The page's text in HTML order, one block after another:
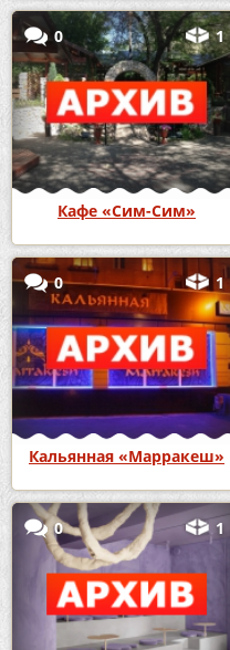
0 1
Кафе «Сим-Сим»
0 1
Кальянная «Марракеш»
0 1